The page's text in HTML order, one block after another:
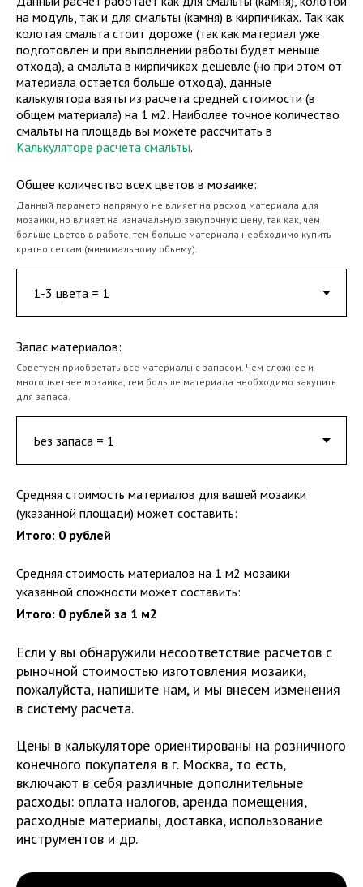
на модуль, так и для смальты (камня) в кирпичиках. Так как
колотая смальта стоит дороже (так как материал уже
подготовлен и при выполнении работы будет меньше
отхода), а смальта в кирпичиках дешевле (но при этом от
материала остается больше отхода), данные
калькулятора взяты из расчета средней стоимости (в
общем материала) на 1 м2. Наиболее точное количество
смальты на площадь вы можете рассчитать в
Калькуляторе расчета смальты.
Общее количество всех цветов в мозаике:
Данный параметр напрямую не влияет на расход материала для
мозаики, но влияет на изначальную закупочную цену, так как, чем
больше цветов в работе, тем больше материала необходимо купить
кратно сеткам (минимальному объему).
Запас материалов:
Советуем приобретать все материалы с запасом. Чем сложнее и
многоцветнее мозаика, тем больше материала необходимо закупить
для запаса.
Средняя стоимость материалов для вашей мозаики
(указанной площади) может составить:
Итого: 0 рублей
Средняя стоимость материалов на 1 м2 мозаики
указанной сложности может составить:
Итого: 0 рублей за 1 м2
Если у вы обнаружили несоответствие расчетов с
рыночной стоимостью изготовления мозаики,
пожалуйста, напишите нам, и мы внесем изменения
в систему расчета.
Цены в калькуляторе ориентированы на розничного
конечного покупателя в г. Москва, то есть,
включают в себя различные дополнительные
расходы: оплата налогов, аренда помещения,
расходные материалы, доставка, использование
инструментов и др.